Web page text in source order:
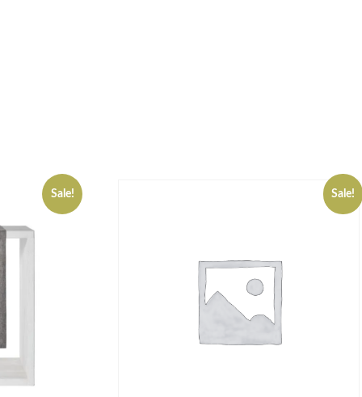
Sale! Sale!